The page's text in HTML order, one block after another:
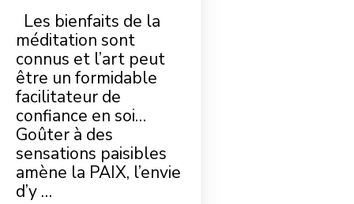
Les bienfaits de la
méditation sont
connus et l’art peut
être un formidable
facilitateur de
confiance en soi…
Goûter à des
sensations paisibles
amène la PAIX, l’envie
d’y …